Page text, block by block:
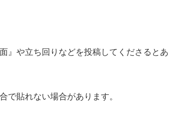
』や立ち回りなどを投稿してくださるとあ
貼れない場合があります。